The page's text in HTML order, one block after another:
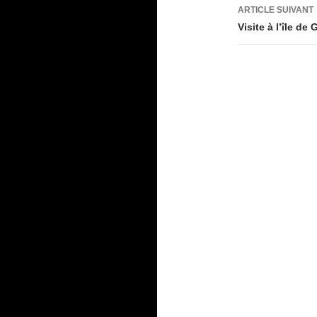
ARTICLE SUIVANT
Visite à l’île de